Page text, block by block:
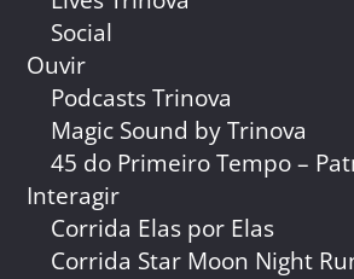
Social
Ouvir
Podcasts Trinova
Magic Sound by Trinova
45 do Primeiro Tempo –
Interagir
Corrida Elas por Elas
Corrida Star Moon Night